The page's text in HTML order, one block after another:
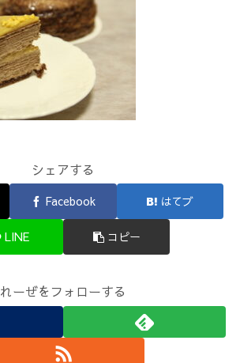
シェアする
Facebook はてブ
LINE コピー
れーぜをフォローする